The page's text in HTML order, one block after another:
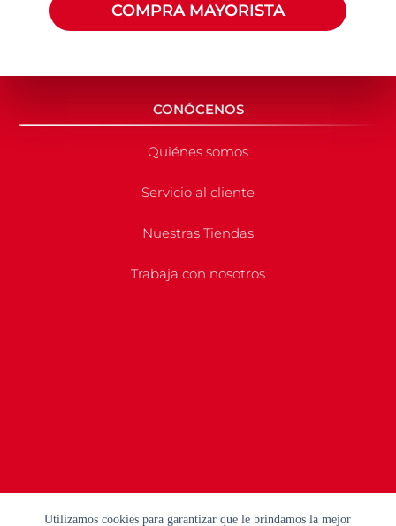
Utilizamos cookies para garantizar que le brindamos la mejor
COMPRA MAYORISTA
CONÓCENOS
Quiénes somos
Servicio al cliente
Nuestras Tiendas
Trabaja con nosotros